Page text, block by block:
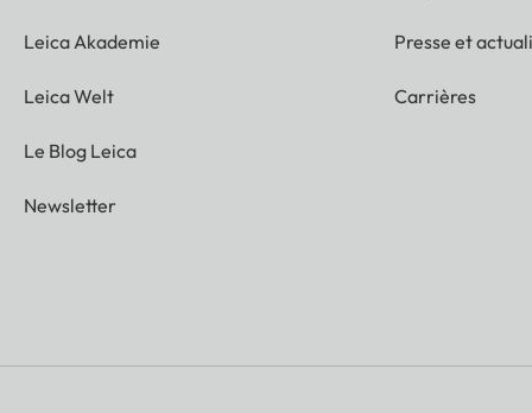
Leica Akademie
Leica Welt
Le Blog Leica
Newsletter
Presse et
Carrières